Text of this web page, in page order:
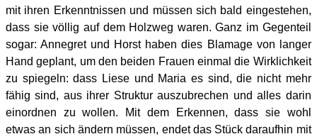
mit ihren Erkenntnissen und müssen sich bald eingestehen,
dass sie völlig auf dem Holzweg waren. Ganz im Gegenteil
sogar: Annegret und Horst haben dies Blamage von langer
Hand geplant, um den beiden Frauen einmal die Wirklichkeit
zu spiegeln: dass Liese und Maria es sind, die nicht mehr
fähig sind, aus ihrer Struktur auszubrechen und alles darin
einordnen zu wollen. Mit dem Erkennen, dass sie wohl
etwas an sich ändern müssen, endet das Stück daraufhin mit